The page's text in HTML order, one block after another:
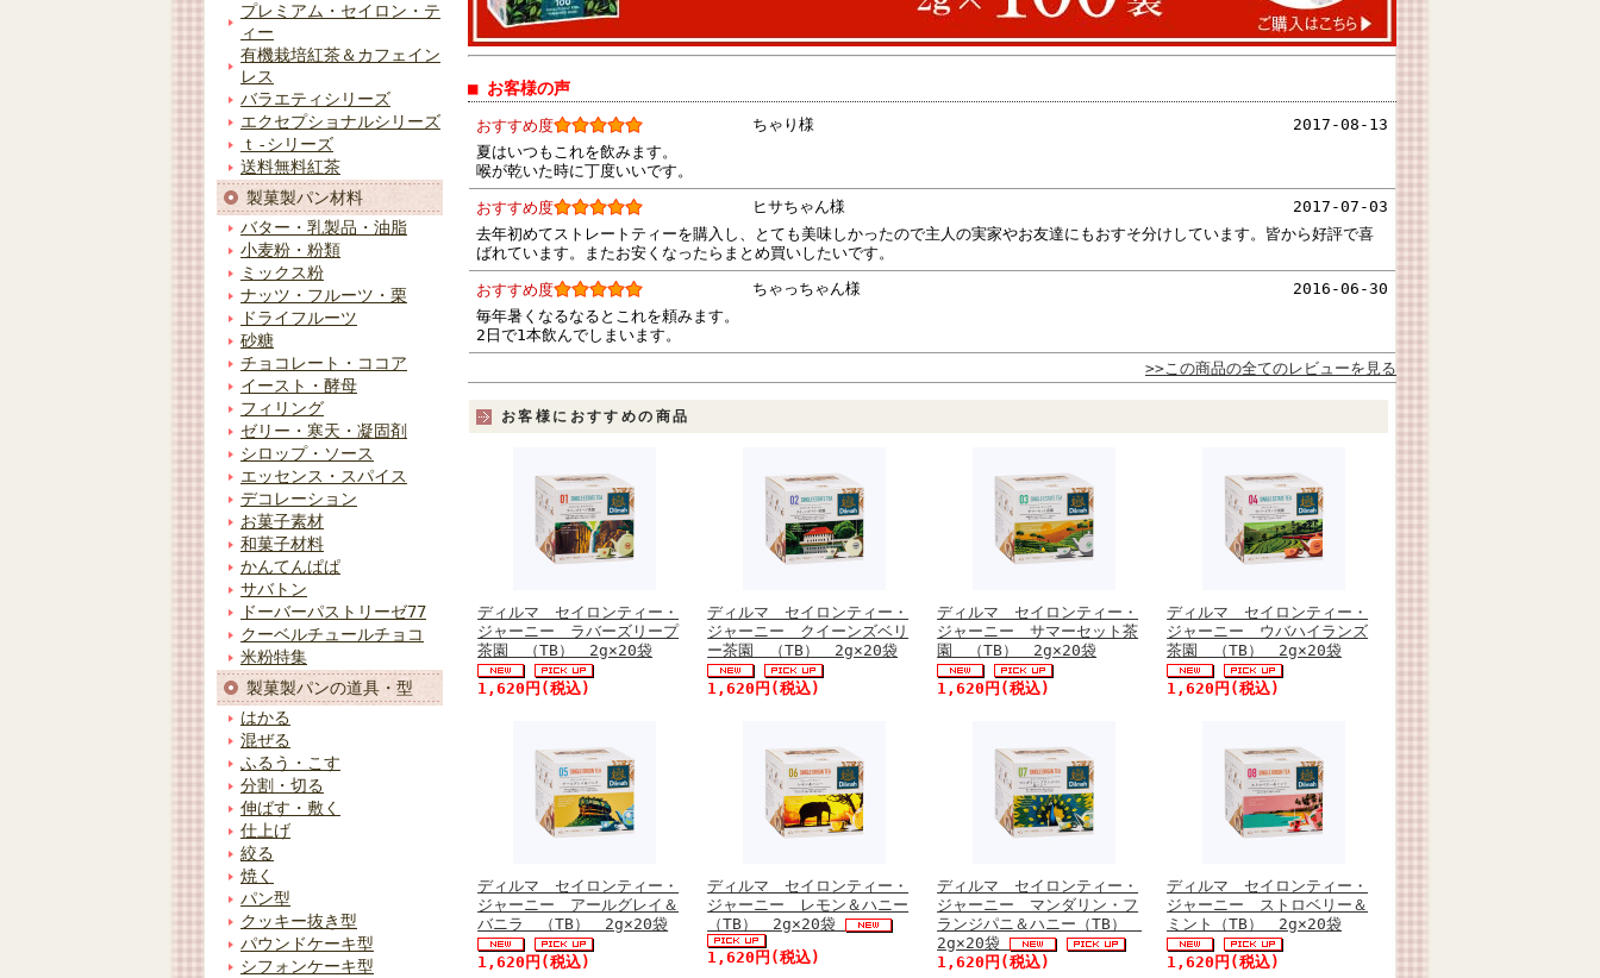
プレミアム・セイロン・テ
ィー
有機栽培紅茶＆カフェイン
レス
バラエティシリーズ
エクセプショナルシリーズ
ｔ-シリーズ
送料無料紅茶
製菓製パン材料
バター・乳製品・油脂
小麦粉・粉類
ミックス粉
ナッツ・フルーツ・栗
ドライフルーツ
砂糖
チョコレート・ココア
イースト・酵母
フィリング
ゼリー・寒天・凝固剤
シロップ・ソース
エッセンス・スパイス
デコレーション
お菓子素材
和菓子材料
かんてんぱぱ
サバトン
ドーバーパストリーゼ77
クーベルチュールチョコ
米粉特集
製菓製パンの道具・型
はかる
混ぜる
ふるう・こす
分割・切る
伸ばす・敷く
仕上げ
絞る
焼く
パン型
クッキー抜き型
パウンドケーキ型
シフォンケーキ型
■ お客様の声
おすすめ度 ちゃり様
2017-08-13
夏はいつもこれを飲みます。
喉が乾いた時に丁度いいです。
おすすめ度 ヒサちゃん様
2017-07-03
去年初めてストレートティーを購入し、とても美味しかったので主人の実家やお友達にもおすそ分けしています。皆から好評で喜
ばれています。またお安くなったらまとめ買いしたいです。
おすすめ度 ちゃっちゃん様
2016-06-30
毎年暑くなるなるとこれを頼みます。
2日で1本飲んでしまいます。
>>この商品の全てのレビューを見る
お客様におすすめの商品
ディルマ セイロンティー・
ジャーニー ラバーズリープ
茶園 （TB） 2g×20袋
1,620円(税込)
ディルマ セイロンティー・
ジャーニー クイーンズベリ
ー茶園 （TB） 2g×20袋
1,620円(税込)
ディルマ セイロンティー・
ジャーニー サマーセット茶
園 （TB） 2g×20袋
1,620円(税込)
ディルマ セイロンティー・
ジャーニー ウバハイランズ
茶園 （TB） 2g×20袋
1,620円(税込)
ディルマ セイロンティー・
ジャーニー アールグレイ＆
バニラ （TB） 2g×20袋
1,620円(税込)
ディルマ セイロンティー・
ジャーニー レモン＆ハニー
（TB） 2g×20袋
1,620円(税込)
ディルマ セイロンティー・
ジャーニー マンダリン・フ
ランジパニ＆ハニー（TB）
2g×20袋
1,620円(税込)
ディルマ セイロンティー・
ジャーニー ストロベリー＆
ミント（TB） 2g×20袋
1,620円(税込)